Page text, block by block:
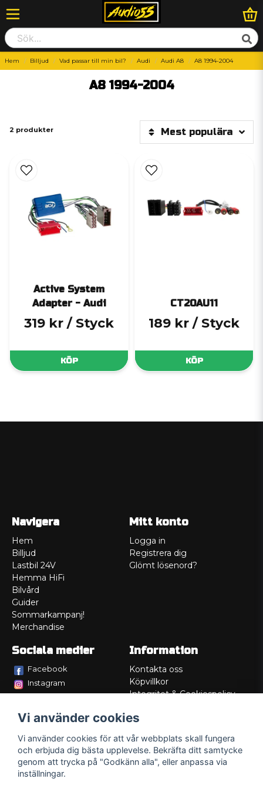
Hem Billjud Vad passar till min bil? Audi Audi A8 A8 1994-2004
A8 1994-2004
2 produkter Mest populära
Active System
Adapter - Audi
319 kr / Styck
KÖP
CT20AU11
189 kr / Styck
KÖP
Navigera
Hem
Billjud
Lastbil 24V
Hemma HiFi
Bilvård
Guider
Sommarkampanj!
Merchandise
Mitt konto
Logga in
Registrera dig
Glömt lösenord?
Sociala medier
Facebook
Instagram
Information
Kontakta oss
Köpvillkor
Integritet & Cookiespolicy
Service/Garanti
Lådritning
Om oss
Vi använder cookies
Vi använder cookies för att vår webbplats skall fungera
och erbjuda dig bästa upplevelse. Bekräfta ditt samtycke
genom att trycka på "Godkänn alla", eller anpassa via
inställningar.